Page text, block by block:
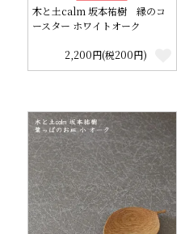
木と土calm 坂本祐樹 縁のコ
ースター ホワイトオーク
2,200円(税200円)